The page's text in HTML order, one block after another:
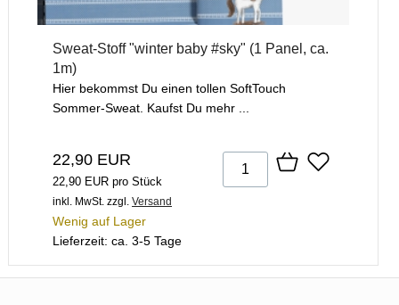
Sweat-Stoff "winter baby #sky" (1 Panel, ca.
1m)
Hier bekommst Du einen tollen SoftTouch
Sommer-Sweat. Kaufst Du mehr ...
22,90 EUR
22,90 EUR pro Stück
inkl. MwSt. zzgl. Versand
Wenig auf Lager
Lieferzeit: ca. 3-5 Tage